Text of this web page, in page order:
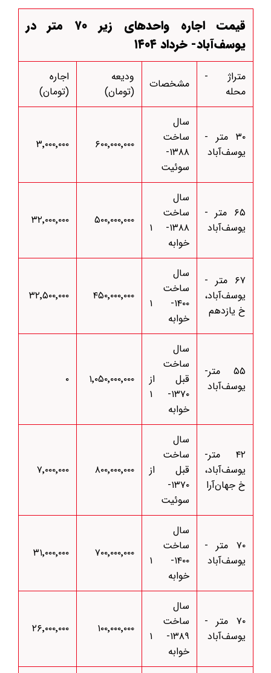
قیمت اجاره واحد‌های زیر ۷۰ متر در
یوسف‌آباد- خرداد ۱۴۰۴
متراژ -
محله
مشخصات
ودیعه
(تومان)
اجاره
(تومان)
۳۰ متر -
یوسف‌آباد
سال
ساخت
۱۳۸۸-
سوئیت
۶۰۰٬۰۰۰٬۰۰۰ ۳٬۰۰۰٬۰۰۰
۶۵ متر -
یوسف‌آباد
سال
ساخت
۱۳۸۸- ۱
خوابه
۵۰۰٬۰۰۰٬۰۰۰ ۳۲٬۰۰۰٬۰۰۰
۶۷ متر -
یوسف‌آباد،
خ یازدهم
سال
ساخت
۱۴۰۰- ۱
خوابه
۴۵۰٬۰۰۰٬۰۰۰ ۳۲٬۵۰۰٬۰۰۰
۵۵ متر-
یوسف‌آباد
سال
ساخت
قبل از
۱۳۷۰- ۱
خوابه
۱٬۰۵۰٬۰۰۰٬۰۰۰ ۰
۴۲ متر-
یوسف‌آباد،
خ جهان‌آرا
سال
ساخت
قبل از
۱۳۷۰-
سوئیت
۸۰۰٬۰۰۰٬۰۰۰ ۷٬۰۰۰٬۰۰۰
۷۰ متر -
یوسف‌آباد
سال
ساخت
۱۴۰۰- ۱
خوابه
۷۰۰٬۰۰۰٬۰۰۰ ۳۱٬۰۰۰٬۰۰۰
۷۰ متر -
یوسف‌آباد
سال
ساخت
۱۳۸۹- ۱
خوابه
۱۰۰٬۰۰۰٬۰۰۰ ۲۶٬۰۰۰٬۰۰۰